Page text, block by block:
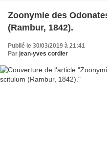
Zoonymie des
(Rambur, 1842).
Publié le 30/03/2019 à 21:41
Par jean-yves cordier